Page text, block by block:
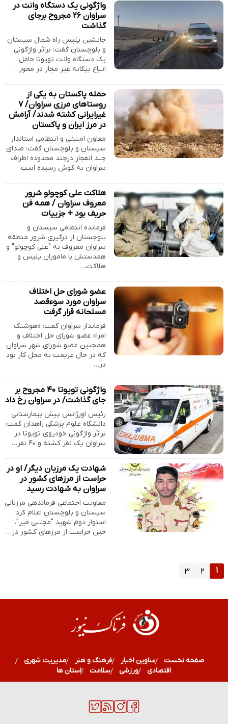
واژگونی یک دستگاه وانت در
سراوان ۲۶ مجروح برجای
گذاشت
جانشین پلیس راه شمال سیستان
و بلوچستان گفت: براثر واژگونی
یک دستگاه وانت تویوتا حامل
اتباع بیگانه غیر مجاز در محور…
حمله پاکستان به یکی از
روستاهای مرزی سراوان/ ۷
غیرایرانی کشته شدند/ آرامش
در مرز ایران و پاکستان
معاون امنیتی و انتظامی استاندار
سیستان و بلوچستان گفت: صدای
چند انفجار درچند محدوده اطراف
سراوان به گوش رسیده است.
هلاکت علی کوچولو شرور
معروف سراوان / همه فن
حریف بود + جزییات
فرمانده انتظامی سیستان و
بلوچستان از درگیری شرور منطقه
سراوان معروف به "علی کوچولو" و
همدستش با ماموران پلیس و
هلاکت…
عضو شورای حل اختلاف
سراوان مورد سوءقصد
مسلحانه قرار گرفت
فرماندار سراوان گفت: «هوشنگ
امرا» عضو شورای حل اختلاف و
همچنین عضو شورای شهر سراوان
که در حال عزیمت به محل کار بود
در…
واژگونی تویوتا ۴۰ مجروح بر
جای گذاشت/ در سراوان رخ داد
رئیس اورژانس پیش بیمارستانی
دانشگاه علوم پزشکی زاهدان گفت:
براثر واژگونی خودروی تویوتا در
سراوان یک نفر کشته و ۴۰ نفر…
شهادت یک مرزبان دیگر/ او در
حراست از مرزهای کشور در
سراوان به شهادت رسید
معاونت اجتماعی فرماندهی مرزبانی
سیستان و بلوچستان اعلام کرد:
استوار دوم شهید "مجتبی میر"،
حین حراست از مرزهای کشور در…
۱ ۲ ۳
صفحه نخست عناوین اخبار فرهنگ و هنر
مدیریت شهری
اقتصادی
ورزشی سلامت استان ها